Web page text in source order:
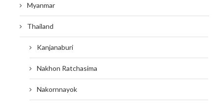
Myanmar
Thailand
Kanjanaburi
Nakhon Ratchasima
Nakornnayok